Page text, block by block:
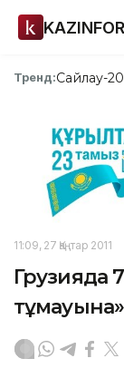
Тренд:Сайлау-
11:09, 27 Қаңтар 2011
Грузияда